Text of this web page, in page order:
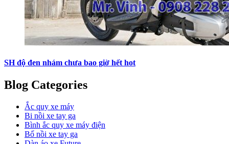
SH độ đen nhám chưa bao giờ hết hot
Blog Categories
Ắc quy xe máy
Bi nồi xe tay ga
Bình ắc quy xe máy điện
Bố nồi xe tay ga